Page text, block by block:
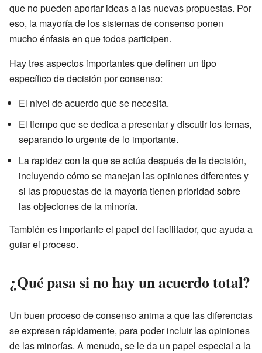
que no pueden aportar ideas a las nuevas propuestas. Por
eso, la mayoría de los sistemas de consenso ponen
mucho énfasis en que todos participen.
Hay tres aspectos importantes que definen un tipo
específico de decisión por consenso:
El nivel de acuerdo que se necesita.
El tiempo que se dedica a presentar y discutir los temas,
separando lo urgente de lo importante.
La rapidez con la que se actúa después de la decisión,
incluyendo cómo se manejan las opiniones diferentes y
si las propuestas de la mayoría tienen prioridad sobre
las objeciones de la minoría.
También es importante el papel del facilitador, que ayuda a
guiar el proceso.
¿Qué pasa si no hay un acuerdo total?
Un buen proceso de consenso anima a que las diferencias
se expresen rápidamente, para poder incluir las opiniones
de las minorías. A menudo, se le da un papel especial a la